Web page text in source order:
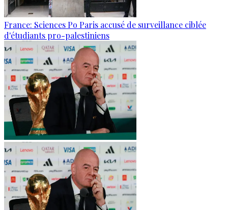
France: Sciences Po Paris accusé de surveillance ciblée
d'étudiants pro-palestiniens